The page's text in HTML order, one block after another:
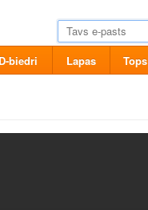
D-biedri Lapas Tops